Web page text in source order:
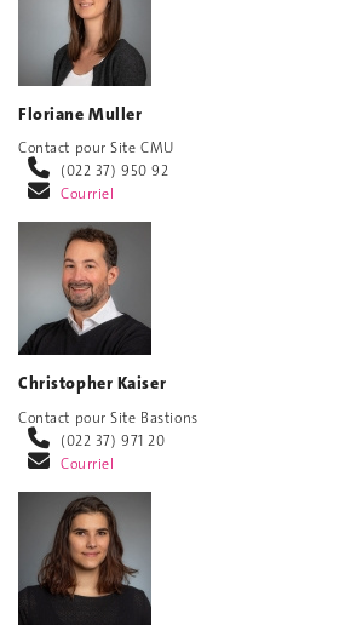
Floriane Muller
Contact pour Site CMU
(022 37) 950 92
Courriel
Christopher Kaiser
Contact pour Site Bastions
(022 37) 971 20
Courriel